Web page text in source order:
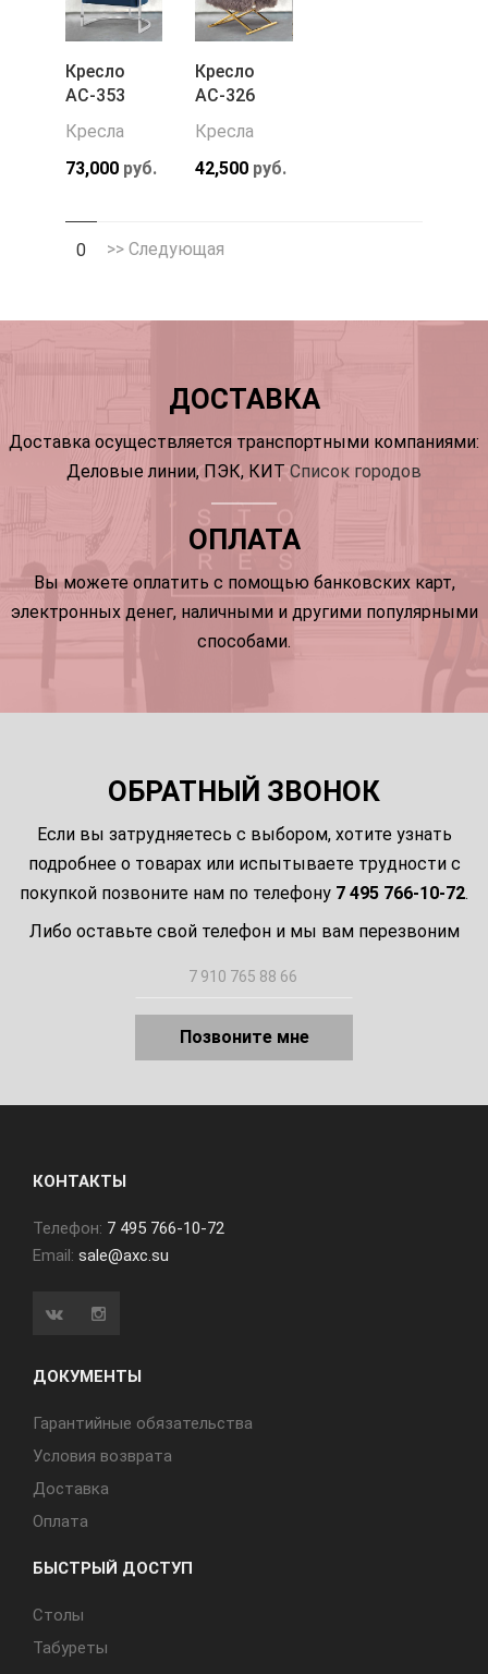
Кресло
АС-353
Кресла
73,000 руб.
Кресло
АС-326
Кресла
42,500 руб.
0 >> Следующая
ДОСТАВКА
Доставка осуществляется транспортными компаниями:
Деловые линии, ПЭК, КИТ Список городов
ОПЛАТА
Вы можете оплатить с помощью банковских карт,
электронных денег, наличными и другими популярными
способами.
ОБРАТНЫЙ ЗВОНОК
Если вы затрудняетесь с выбором, хотите узнать
подробнее о товарах или испытываете трудности с
покупкой позвоните нам по телефону 7 495 766-10-72.
Либо оставьте свой телефон и мы вам перезвоним
Позвоните мне
КОНТАКТЫ
Телефон: 7 495 766-10-72
Email: sale@axc.su
ДОКУМЕНТЫ
Гарантийные обязательства
Условия возврата
Доставка
Оплата
БЫСТРЫЙ ДОСТУП
Cтолы
Табуреты